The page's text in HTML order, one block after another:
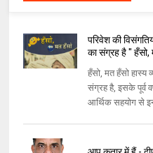
परिवेश की
का संग्रह है " हँसो,
हँसो, मत हँसो हास्य
संग्रह है, इसके पूर्व
आर्थिक सहयोग से